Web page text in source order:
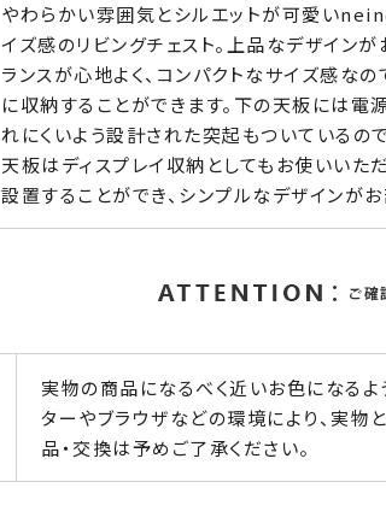
やわらかい雰囲気とシルエットが可愛い
イズ感のリビングチェスト。上品なデザイン
ランスが心地よく、コンパクトなサイズ感な
に収納することができます。下の天板には電
れにくいよう設計された突起もついているの
天板はディスプレイ収納としてもお使いいた
設置することができ、シンプルなデザインが
実物の商品になるべく近いお色になるよ
ターやブラウザなどの環境により、実物
品・交換は予めご了承ください。